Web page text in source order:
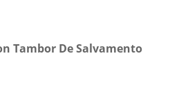
Tambor De Salvamento